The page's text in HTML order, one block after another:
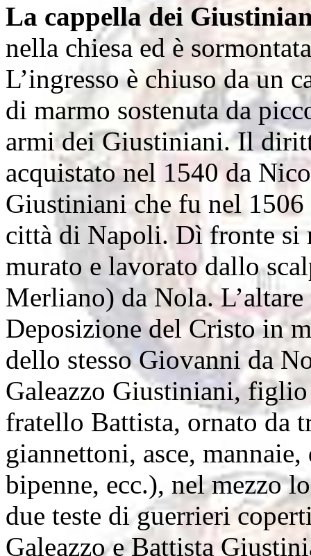
La cappella dei
nella chiesa ed è
L’ingresso è chiuso da un
di marmo sostenuta da
armi dei Giustiniani. Il
acquistato nel 1540 da
Giustiniani che fu nel
città di Napoli. Dì fronte si
murato e lavorato dallo
Merliano) da Nola.
Deposizione del Cristo in
dello stesso Giovanni da
Galeazzo Giustiniani,
fratello Battista, ornato da
giannettoni, asce,
bipenne, ecc.), nel mezzo
due teste di guerrieri
Galeazzo e Battista